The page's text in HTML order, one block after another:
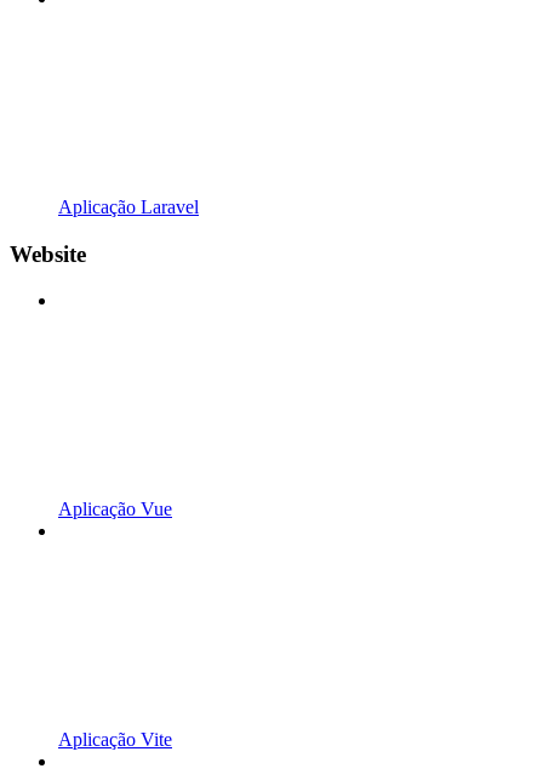
Aplicação Laravel
Website
Aplicação Vue
Aplicação Vite